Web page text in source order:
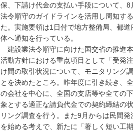
保、下請け代金の支払い手段について、
法令順守のガイドラインを活用し周知す
た。実施要領は1日付で地方整備局、都道
体へ通知を行っている。
建設業法令順守に向けた国交省の推進
活動方針における重点項目として「受発
け間の取引状況について、モニタリング
とを決めたところ。昨年度に引き続き、
の会社を中心に、全国の支店等や全ての
象とする適正な請負代金での契約締結の
リング調査を行う。また9月からは民間
を始める考えで、新たに「著しく短い工